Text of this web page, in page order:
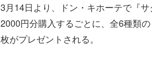
3月14日より、ドン・キホーテで『
2000円分購入するごとに、全6種類
枚がプレゼントされる。